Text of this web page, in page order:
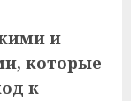
и
которые
к